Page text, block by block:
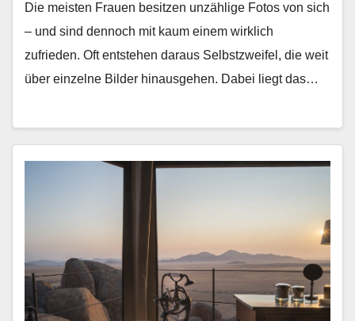
Die meis­ten Frauen besitzen unzäh­lige Fotos von sich
– und sind den­noch mit kaum einem wirk­lich
zufrieden. Oft entste­hen daraus Selb­stzweifel, die weit
über einzelne Bilder hin­aus­ge­hen. Dabei liegt das…